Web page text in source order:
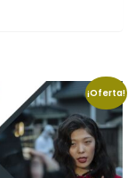
¡Oferta!